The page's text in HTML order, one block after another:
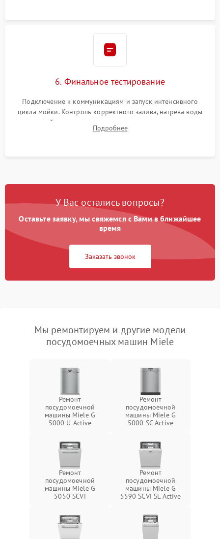
6. Финальное тестирование
Подключение к коммуникациям и запуск интенсивного
цикла мойки. Контроль корректного залива, нагрева воды
до нужной температуры, отсутствия посторонних шумов,
штатного слива и абсолютной сухости в поддоне.
Подробнее
У Вас остались вопросы?
Оставьте заявку, мы свяжемся с Вами в ближайшее
время
Заказать звонок
Мы ремонтируем и другие модели
посудомоечных машин Miele
Ремонт
посудомоечной
машины Miele G
5000 U Active
Ремонт
посудомоечной
машины Miele G
5000 SC Active
Ремонт
посудомоечной
машины Miele G
5050 SCVi
Ремонт
посудомоечной
машины Miele G
5590 SCVi SL Active